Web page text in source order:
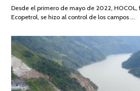
2026
Desde el primero de mayo de 2022,
Ecopetrol, se hizo al control de los campos …